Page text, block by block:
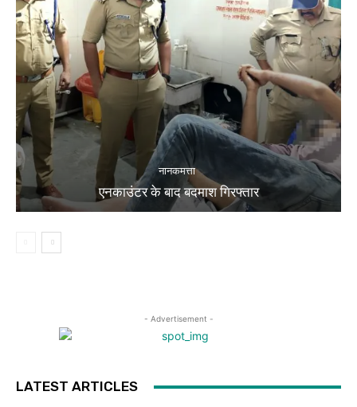
नानकमत्ता
एनकाउंटर के बाद बदमाश गिरफ्तार
- Advertisement -
LATEST ARTICLES